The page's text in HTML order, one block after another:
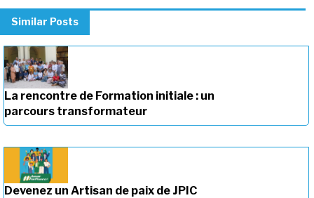
Similar Posts
La rencontre de Formation initiale : un
parcours transformateur
Devenez un Artisan de paix de JPIC